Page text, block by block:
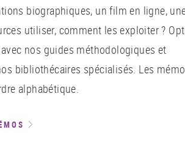
biographiques, un film en ligne,
utiliser, comment les exploiter ?
nos guides méthodologiques et
bibliothécaires spécialisés. Les
alphabétique.